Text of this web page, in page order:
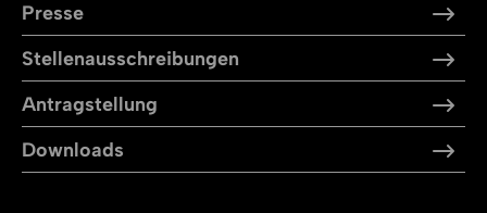
Presse
Stellen­aus­schreibungen
Antragstellung
Downloads